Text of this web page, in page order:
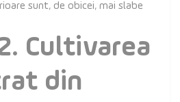
sunt, de obicei, mai slabe
Cultivarea
din